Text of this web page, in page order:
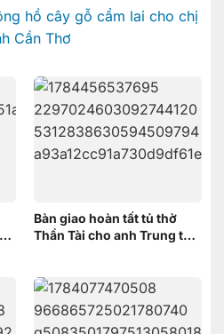
hồ cây gỗ cẩm lai cho chị
Cần Thơ
Bàn giao hoàn tất tủ thờ
Thần Tài cho anh Trung tại